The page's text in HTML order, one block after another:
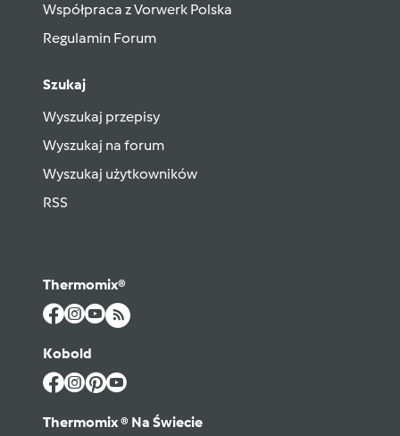
Współpraca z Vorwerk Polska
Regulamin Forum
Szukaj
Wyszukaj przepisy
Wyszukaj na forum
Wyszukaj użytkowników
RSS
Thermomix®
Kobold
Thermomix ® Na Świecie